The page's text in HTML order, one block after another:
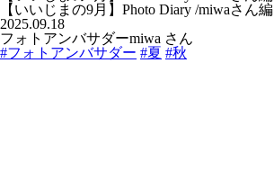
【いいじまの9月】Photo Diary /miwaさん編
2025.09.18
フォトアンバサダーmiwa さん
#フォトアンバサダー #夏 #秋